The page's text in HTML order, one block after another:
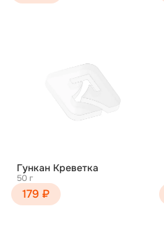
Гункан Креветка
50 г
179 ₽